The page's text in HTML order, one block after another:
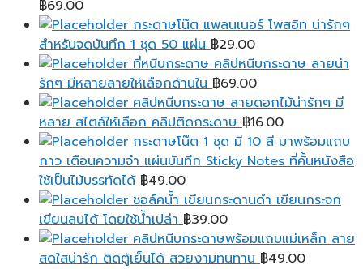
฿69.00
กระดาษโน๊ต แพลนเนอร์ โพสอิท น่ารักๆ
สำหรับจดบันทึก 1 ชุด 50 แผ่น ฿29.00
ที่หนีบกระดาษ คลิปหนีบกระดาษ ลายน่า
รักๆ มีหลายลายให้เลือกด้านใน ฿69.00
คลิปหนีบกระดาษ ลายดอกไม้น่ารักๆ มี
หลาย สไตล์ให้เลือก คลิปติดกระดาษ ฿16.00
กระดาษโน๊ต 1 ชุด มี 10 สี มาพร้อมแถบ
กาว เตือนความจํา แผ่นบันทึก Sticky Notes ที่คั้นหนังสือ
ใช้เป็นไม้บรรทัดได้ ฿49.00
ชอล์คน้ำ เขียนกระดานดำ เขียนกระจก
เขียนลบได้ โดยใช้น้ำเปล่า ฿39.00
คลิปหนีบกระดาษพร้อมแถบแม่เหล็ก ลาย
สดใสน่ารัก ติดตู้เย็นได้ สวยงามทนทาน ฿49.00